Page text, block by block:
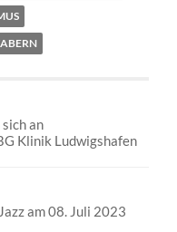
an
Klinik Ludwigshafen
am 08. Juli 2023